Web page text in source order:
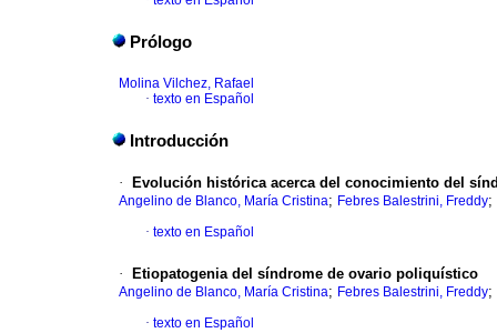
Prólogo
Molina Vilchez, Rafael
· texto en Español
Introducción
· Evolución histórica acerca del conocimiento del
Angelino de Blanco, María Cristina; Febres Balestrini, Freddy;
· texto en Español
· Etiopatogenia del síndrome de ovario poliquístico
Angelino de Blanco, María Cristina; Febres Balestrini, Freddy;
· texto en Español